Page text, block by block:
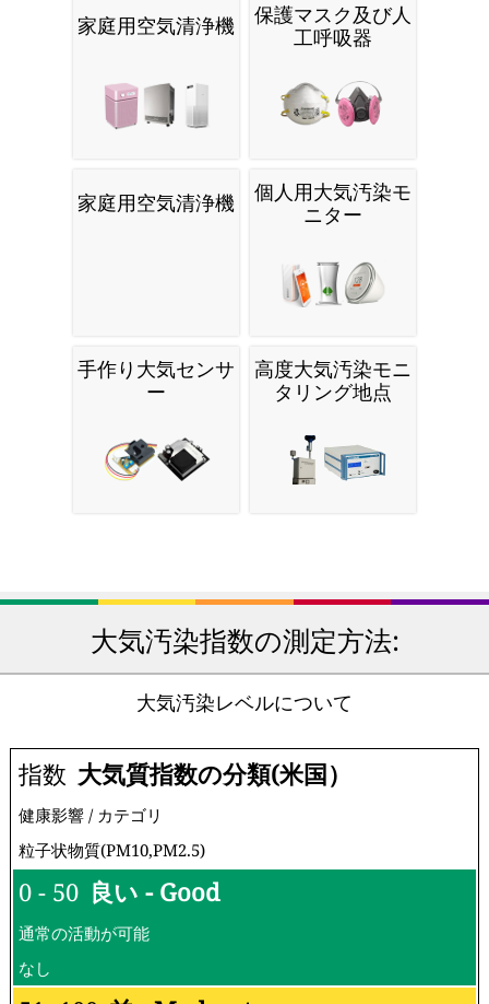
家庭用空気清浄機
保護マスク及び人
工呼吸器
家庭用空気清浄機
個人用大気汚染モ
ニター
手作り大気センサ
ー
高度大気汚染モニ
タリング地点
大気汚染指数の測定方法:
大気汚染レベルについて
指数 大気質指数の分類(米国）
健康影響 / カテゴリ
粒子状物質(PM10,PM2.5)
0 - 50 良い - Good
通常の活動が可能
なし